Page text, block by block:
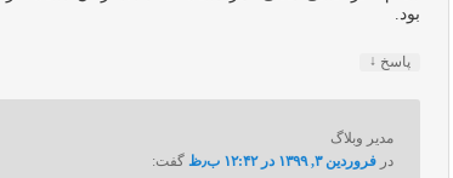
بود.
پاسخ ↓
مدیر وبلاگ
درفروردین ۳, ۱۳۹۹ در ۱۲:۴۲ ب٫ظ گفت: